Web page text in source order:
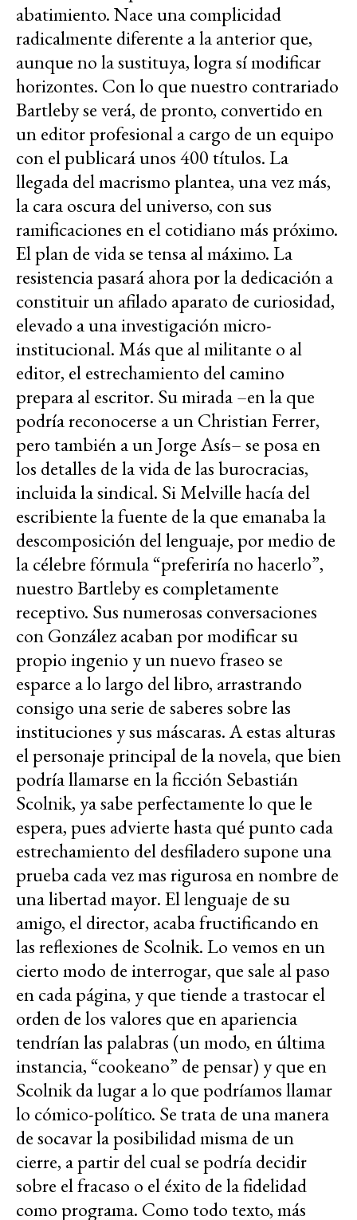
abatimiento. Nace una complicidad
radicalmente diferente a la anterior que,
aunque no la sustituya, logra sí modificar
horizontes. Con lo que nuestro contrariado
Bartleby se verá, de pronto, convertido en
un editor profesional a cargo de un equipo
con el publicará unos 400 títulos. La
llegada del macrismo plantea, una vez más,
la cara oscura del universo, con sus
ramificaciones en el cotidiano más próximo.
El plan de vida se tensa al máximo. La
resistencia pasará ahora por la dedicación a
constituir un afilado aparato de curiosidad,
elevado a una investigación micro-
institucional. Más que al militante o al
editor, el estrechamiento del camino
prepara al escritor. Su mirada –en la que
podría reconocerse a un Christian Ferrer,
pero también a un Jorge Asís– se posa en
los detalles de la vida de las burocracias,
incluida la sindical. Si Melville hacía del
escribiente la fuente de la que emanaba la
descomposición del lenguaje, por medio de
la célebre fórmula “preferiría no hacerlo”,
nuestro Bartleby es completamente
receptivo. Sus numerosas conversaciones
con González acaban por modificar su
propio ingenio y un nuevo fraseo se
esparce a lo largo del libro, arrastrando
consigo una serie de saberes sobre las
instituciones y sus máscaras. A estas alturas
el personaje principal de la novela, que bien
podría llamarse en la ficción Sebastián
Scolnik, ya sabe perfectamente lo que le
espera, pues advierte hasta qué punto cada
estrechamiento del desfiladero supone una
prueba cada vez mas rigurosa en nombre de
una libertad mayor. El lenguaje de su
amigo, el director, acaba fructificando en
las reflexiones de Scolnik. Lo vemos en un
cierto modo de interrogar, que sale al paso
en cada página, y que tiende a trastocar el
orden de los valores que en apariencia
tendrían las palabras (un modo, en última
instancia, “cookeano” de pensar) y que en
Scolnik da lugar a lo que podríamos llamar
lo cómico-político. Se trata de una manera
de socavar la posibilidad misma de un
cierre, a partir del cual se podría decidir
sobre el fracaso o el éxito de la fidelidad
como programa. Como todo texto, más